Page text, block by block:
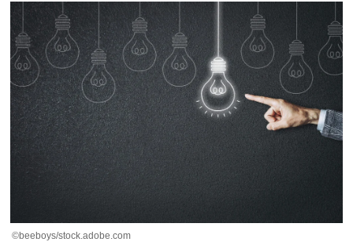
©beeboys/stock.adobe.com